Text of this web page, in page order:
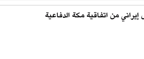
من اتفاقية مكة الدفاعية